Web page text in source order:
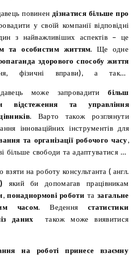
повинен дізнатися більше про
у своїй компанії відповідні
з найважливіших аспектів – це
та особистим життям. Ще одне
здорового способу життя
фізичні вправи), а також
пандемії багато роботодавців
переваги для працівників у
допомоги(наприклад, доступ до
може запровадитибільш
відстеження та управління
. Варто також розглянути
інноваційних інструментів для
та організації робочого часу,
більше свободи та адаптуватися до
взяти на роботу консультанта ( англ.
) який би допомагав працівникам
,понаднормові роботитазагальне
часом. Веденнястатистики
даних також може виявитися
на роботі принесе взаємну